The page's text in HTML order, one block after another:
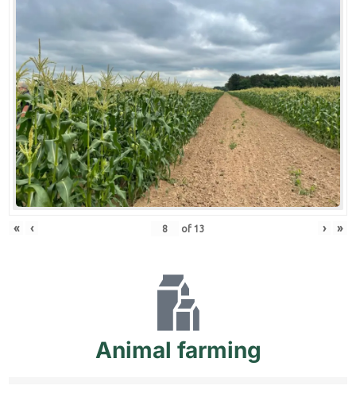
« ‹ of 13 › »
Animal farming